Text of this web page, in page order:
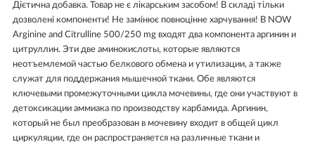
Дієтична добавка. Товар не є лікарським засобом! В складі тільки
дозволені компоненти! Не замінює повноцінне харчування! В NOW
Arginine and Citrulline 500/250 mg входят два компонента аргинин и
цитруллин. Эти две аминокислоты, которые являются
неотъемлемой частью белкового обмена и утилизации, а также
служат для поддержания мышечной ткани. Обе являются
ключевыми промежуточными цикла мочевины, где они участвуют в
детоксикации аммиака по производству карбамида. Аргинин,
который не был преобразован в мочевину входит в общей цикл
циркуляции, где он распространяется на различные ткани и